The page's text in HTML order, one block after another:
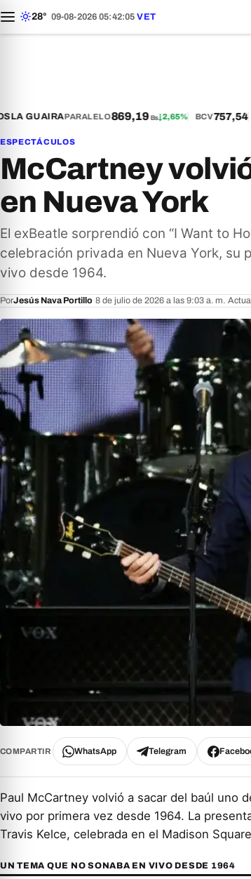
28° 09-08-2026 05:42:06 VET
LA GUAIRAPARALELO869,19Bs↓2,65% BCV757,54
ESPECTÁCULOS
McCartney
en Nueva York
El exBeatle sorprendió con “I Want to
celebración privada en Nueva York, su
vivo desde 1964.
PorJesús Nava Portillo 8 de julio de 2026 a las 9:03 a. m.
COMPARTIR WhatsApp Telegram
Paul McCartney volvió a sacar del baúl uno
vivo por primera vez desde 1964. La
Travis Kelce, celebrada en el Madison
UN TEMA QUE NO SONABA EN VIVO DESDE 1964